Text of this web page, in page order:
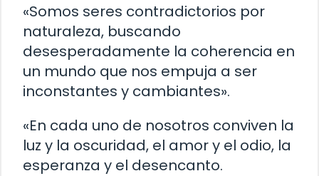
«Somos seres contradictorios por
naturaleza, buscando
desesperadamente la coherencia en
un mundo que nos empuja a ser
inconstantes y cambiantes».
«En cada uno de nosotros conviven la
luz y la oscuridad, el amor y el odio, la
esperanza y el desencanto.